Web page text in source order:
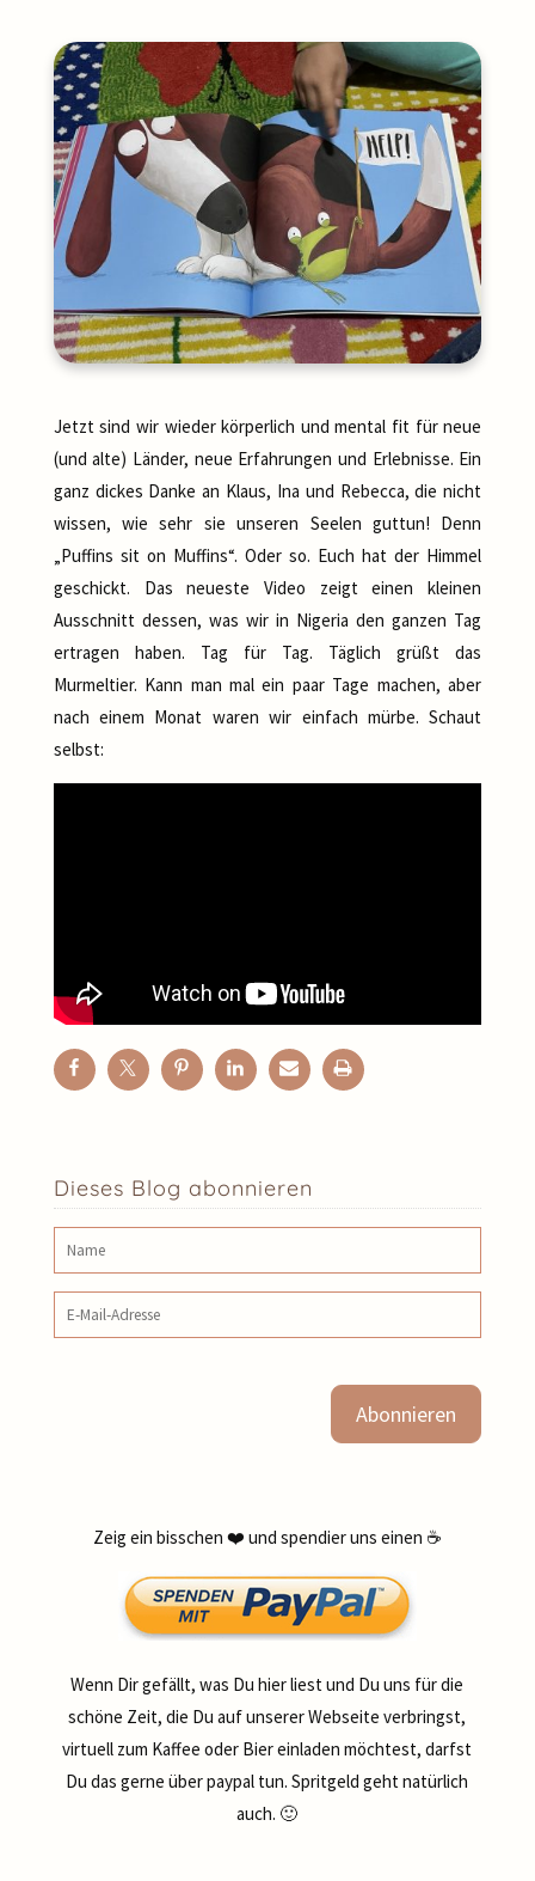
Jetzt sind wir wieder körperlich und mental fit für neue
(und alte) Länder, neue Erfahrungen und Erlebnisse. Ein
ganz dickes Danke an Klaus, Ina und Rebecca, die nicht
wissen, wie sehr sie unseren Seelen guttun! Denn
„Puffins sit on Muffins“. Oder so. Euch hat der Himmel
geschickt. Das neueste Video zeigt einen kleinen
Ausschnitt dessen, was wir in Nigeria den ganzen Tag
ertragen haben. Tag für Tag. Täglich grüßt das
Murmeltier. Kann man mal ein paar Tage machen, aber
nach einem Monat waren wir einfach mürbe. Schaut
selbst:
Dieses Blog abonnieren
Zeig ein bisschen ❤️ und spendier uns einen ☕
Wenn Dir gefällt, was Du hier liest und Du uns für die
schöne Zeit, die Du auf unserer Webseite verbringst,
virtuell zum Kaffee oder Bier einladen möchtest, darfst
Du das gerne über paypal tun. Spritgeld geht natürlich
auch. 🙂